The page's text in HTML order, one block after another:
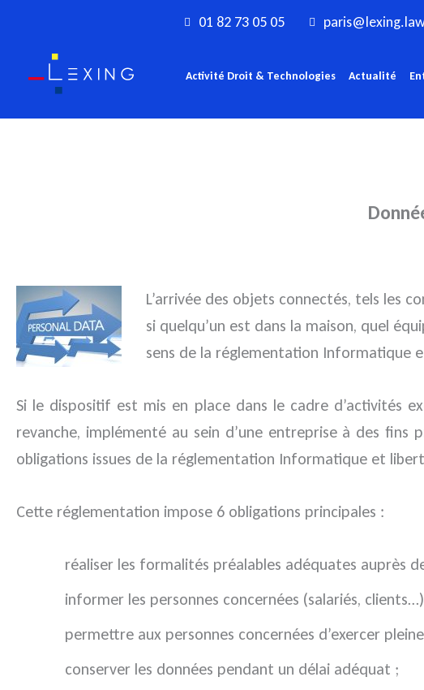
contenu
01 82 73 05 05
Activité Droit & Technologies Actualité
L’arrivée des objets connectés, tels les
si quelqu’un est dans la maison, quel
sens de la réglementation Informatique
Si le dispositif est mis en place dans le cadre d’activités
revanche, implémenté au sein d’une entreprise à des
obligations issues de la réglementation Informatique et
Cette réglementation impose 6 obligations principales :
réaliser les formalités préalables adéquates auprès
informer les personnes concernées (salariés,
permettre aux personnes concernées d’exercer
conserver les données pendant un délai adéquat ;